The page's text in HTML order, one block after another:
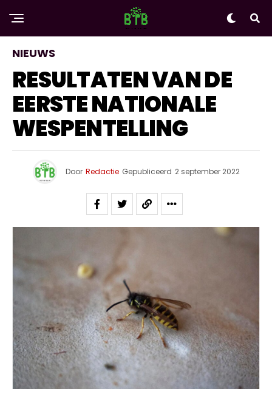
NIEUWS
RESULTATEN VAN DE
EERSTE NATIONALE
WESPENTELLING
Door Redactie Gepubliceerd 2 september 2022